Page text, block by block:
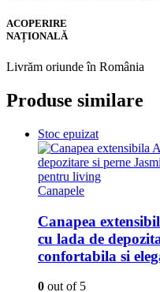
ACOPERIRE
NAȚIONALĂ
Livrăm oriunde în România
Produse similare
Stoc epuizat
Canapele
Canapea
cu lada de
confortabila si
0 out of 5